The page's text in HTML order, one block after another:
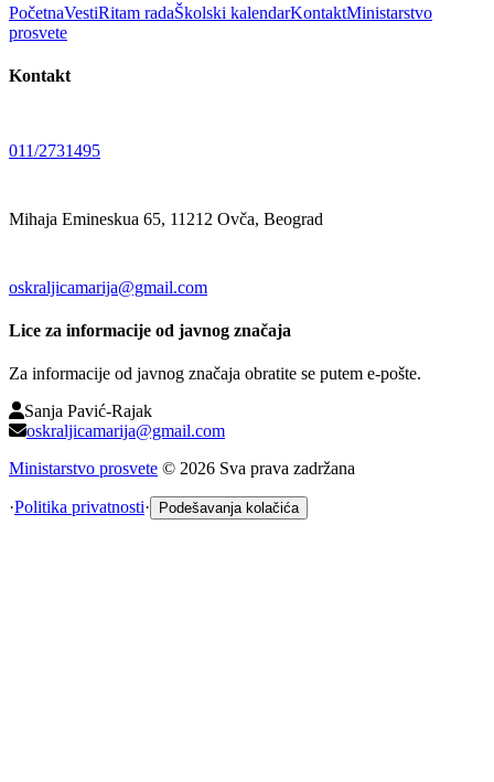
PočetnaVestiRitam radaŠkolski kalendarKontaktMinistarstvo
prosvete
Kontakt
011/2731495
Mihaja Emineskua 65, 11212 Ovča, Beograd
oskraljicamarija@gmail.com
Lice za informacije od javnog značaja
Za informacije od javnog značaja obratite se putem e-pošte.
Sanja Pavić-Rajak
oskraljicamarija@gmail.com
Ministarstvo prosvete © 2026 Sva prava zadržana
·Politika privatnosti· Podešavanja kolačića